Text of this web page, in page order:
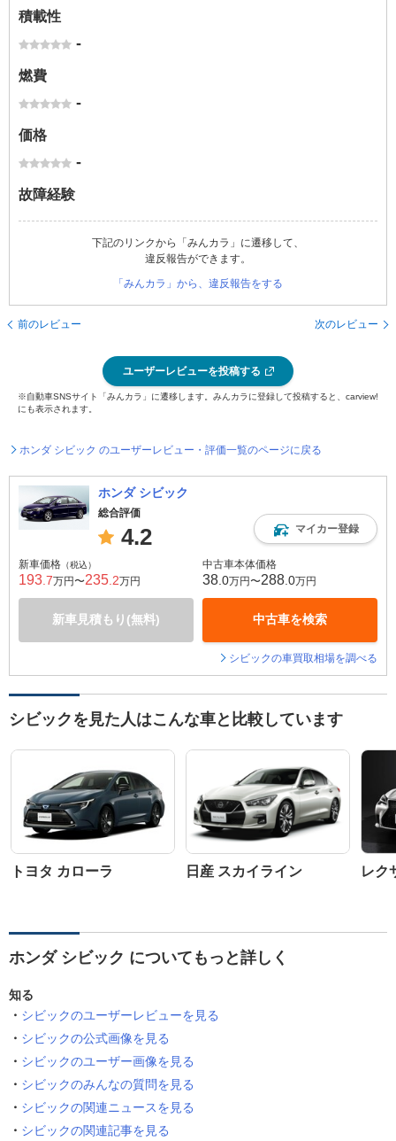
積載性
-
燃費
-
価格
-
故障経験
下記のリンクから「みんカラ」に遷移して、
違反報告ができます。
「みんカラ」から、違反報告をする
前のレビュー 次のレビュー
ユーザーレビューを投稿する
※自動車SNSサイト「みんカラ」に遷移します。みんカラに登録して投稿すると、carview!
にも表示されます。
ホンダ シビック のユーザーレビュー・評価一覧のページに戻る
ホンダ シビック
総合評価
4.2 マイカー登録
新車価格 （税込）
193 .7万円〜235 .2万円
新車見積もり(無料)
中古車本体価格
38 .0万円〜288 .0万円
中古車を検索
シビックの車買取相場を調べる
シビックを見た人はこんな車と比較しています
トヨタ カローラ 日産 スカイライン レク
ホンダ シビック についてもっと詳しく
知る
シビックのユーザーレビューを見る
シビックの公式画像を見る
シビックのユーザー画像を見る
シビックのみんなの質問を見る
シビックの関連ニュースを見る
シビックの関連記事を見る